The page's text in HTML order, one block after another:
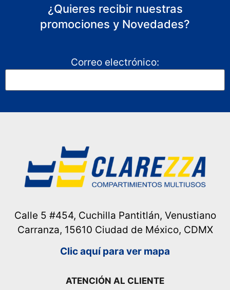
¿Quieres recibir nuestras
promociones y Novedades?
Correo electrónico:
Calle 5 #454, Cuchilla Pantitlán, Venustiano
Carranza, 15610 Ciudad de México, CDMX
Clic aquí para ver mapa
ATENCIÓN AL CLIENTE